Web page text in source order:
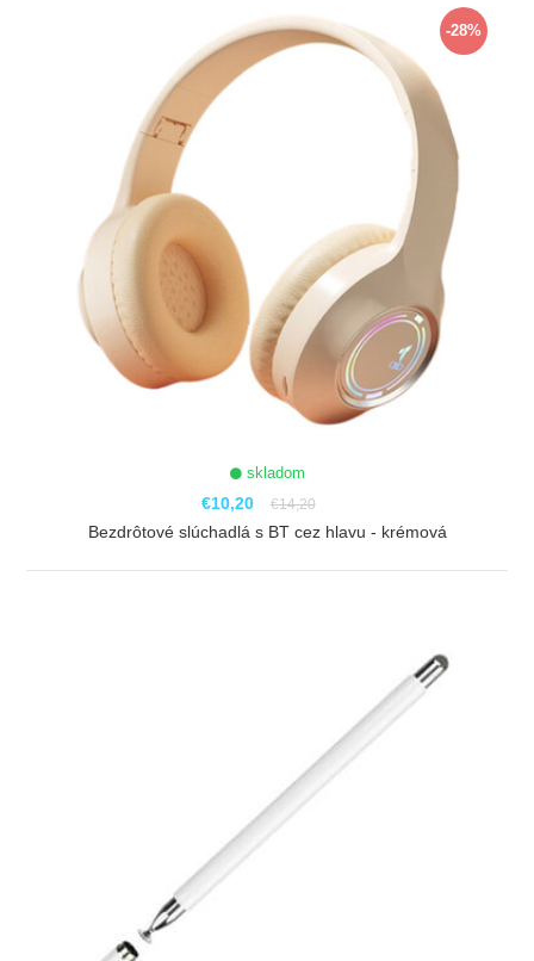
-28%
skladom
€10,20 €14,20
Bezdrôtové slúchadlá s BT cez hlavu - krémová